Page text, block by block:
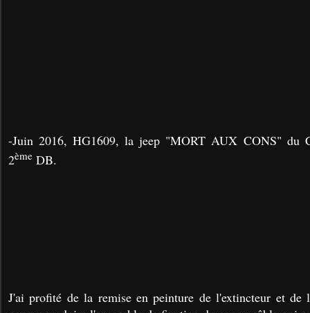
-Juin 2016, HG1609, la jeep "MORT AUX CONS" du
2ème DB.
J'ai profité de la remise en peinture de l'extincteur et de